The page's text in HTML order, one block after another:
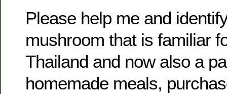
Please help me and
mushroom that is familiar
Thailand and now also a
homemade meals,